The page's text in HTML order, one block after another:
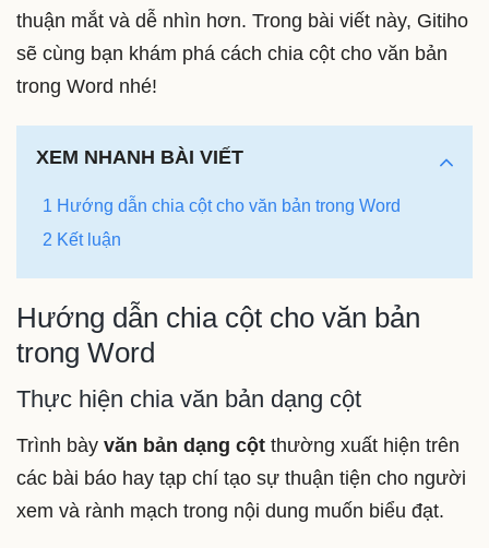
thuận mắt và dễ nhìn hơn. Trong bài viết này, Gitiho
sẽ cùng bạn khám phá cách chia cột cho văn bản
trong Word nhé!
XEM NHANH BÀI VIẾT
1 Hướng dẫn chia cột cho văn bản trong Word
2 Kết luận
Hướng dẫn chia cột cho văn bản
trong Word
Thực hiện chia văn bản dạng cột
Trình bày văn bản dạng cột thường xuất hiện trên
các bài báo hay tạp chí tạo sự thuận tiện cho người
xem và rành mạch trong nội dung muốn biểu đạt.